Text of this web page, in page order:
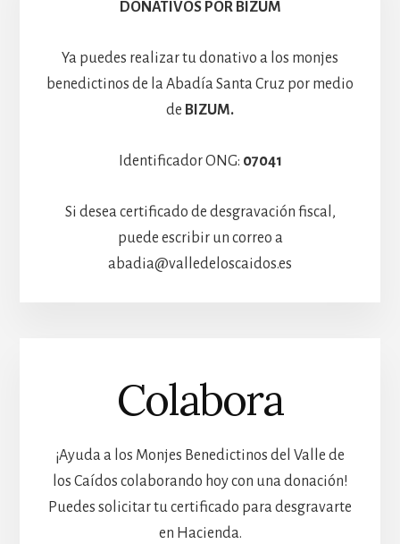
DONATIVOS POR BIZUM
Ya puedes realizar tu donativo a los monjes
benedictinos de la Abadía Santa Cruz por medio
de BIZUM.
Identificador ONG: 07041
Si desea certificado de desgravación fiscal,
puede escribir un correo a
abadia@valledeloscaidos.es
Colabora
¡Ayuda a los Monjes Benedictinos del Valle de
los Caídos colaborando hoy con una donación!
Puedes solicitar tu certificado para desgravarte
en Hacienda.